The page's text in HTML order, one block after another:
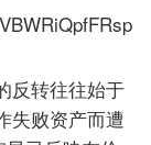
反转往往始于
失败资产而遭